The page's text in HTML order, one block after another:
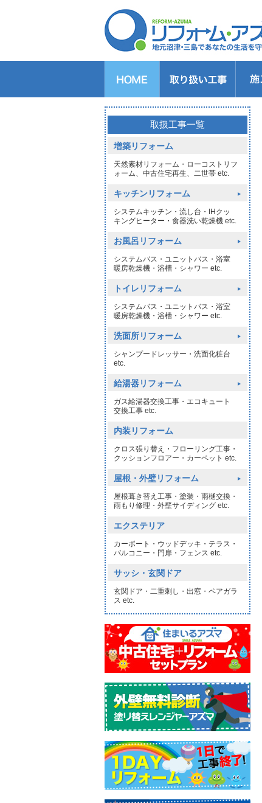
キッチンのリフォーム
バスルームのリフォーム
トイレのリフォーム
洗面所のリフォーム
給湯器交換
窓リフォーム
玄関リフォーム
1DAYリフォーム
外壁・屋根塗装
取扱工事一覧
増築リフォーム
天然素材リフォーム・ローコストリフ
ォーム、中古住宅再生、二世帯 etc.
キッチンリフォーム
システムキッチン・流し台・IHクッ
キングヒーター・食器洗い乾燥機 etc.
お風呂リフォーム
システムバス・ユニットバス・浴室
暖房乾燥機・浴槽・シャワー etc.
トイレリフォーム
システムバス・ユニットバス・浴室
暖房乾燥機・浴槽・シャワー etc.
洗面所リフォーム
シャンプードレッサー・洗面化粧台
etc.
給湯器リフォーム
ガス給湯器交換工事・エコキュート
交換工事 etc.
内装リフォーム
クロス張り替え・フローリング工事・
クッションフロアー・カーペット etc.
屋根・外壁リフォーム
屋根葺き替え工事・塗装・雨樋交換・
雨もり修理・外壁サイディング etc.
エクステリア
カーポート・ウッドデッキ・テラス・
バルコニー・門扉・フェンス etc.
サッシ・玄関ドア
玄関ドア・二重刺し・出窓・ペアガラ
ス etc.